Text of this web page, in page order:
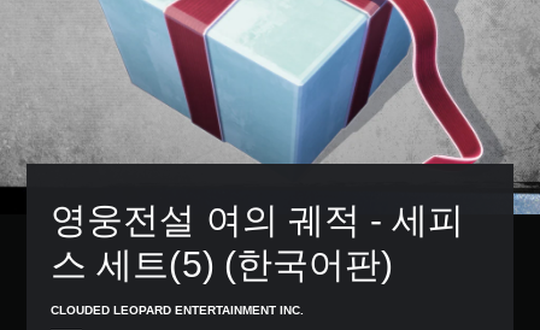
영웅전설 여의 궤적 - 세피
스 세트(5) (한국어판)
CLOUDED LEOPARD ENTERTAINMENT INC.